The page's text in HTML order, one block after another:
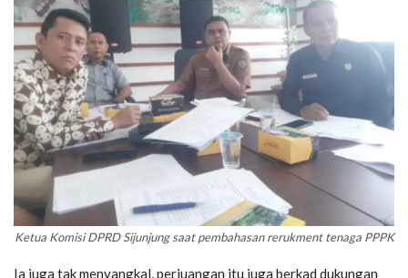
Ketua Komisi DPRD Sijunjung saat pembahasan rerukment tenaga PPPK
Ia juga tak menyangkal, perjuangan itu juga berkad dukungan